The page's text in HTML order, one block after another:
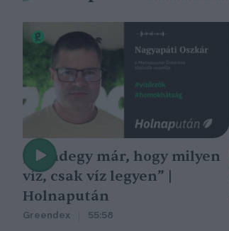
„Mindegy már, hogy milyen
víz, csak víz legyen” |
Holnapután
Greendex 55:58